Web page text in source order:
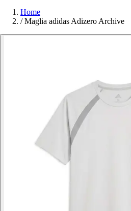
Home
/ Maglia adidas Adizero Archive